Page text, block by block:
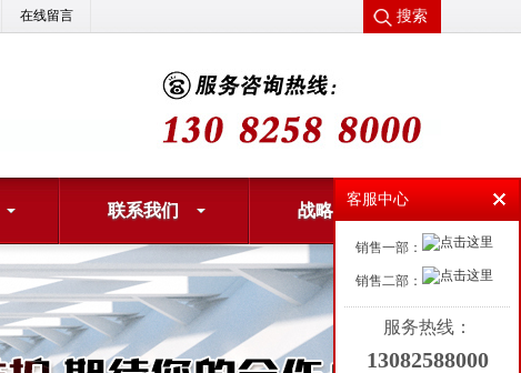
搜索
在线留言
联系我们 战略合作
客服中心
销售一部：
销售二部：
服务热线：
13082588000